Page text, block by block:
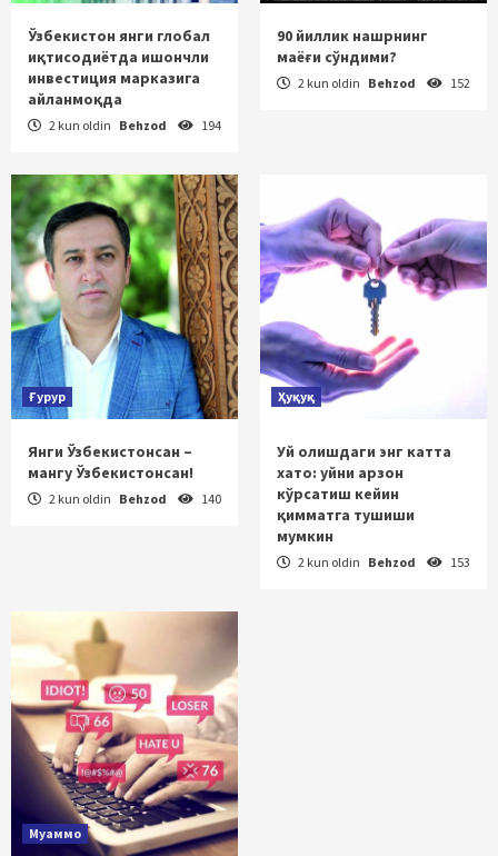
Ўзбекистон янги глобал
иқтисодиётда ишончли
инвестиция марказига
айланмоқда
2 kun oldin Behzod 194
90 йиллик нашрнинг
маёғи сўндими?
2 kun oldin Behzod 152
Ғурур
Янги Ўзбекистонсан –
мангу Ўзбекистонсан!
2 kun oldin Behzod 140
Ҳуқуқ
Уй олишдаги энг катта
хато: уйни арзон
кўрсатиш кейин
қимматга тушиши
мумкин
2 kun oldin Behzod 153
Муаммо